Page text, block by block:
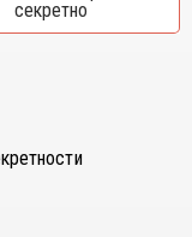
секретно